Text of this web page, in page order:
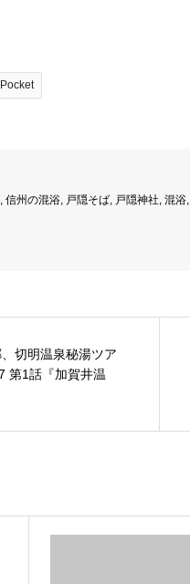
Pocket
, 信州の混浴, 戸隠そば, 戸隠神社, 混浴,
切明温泉秘湯ツア
第1話『加賀井温